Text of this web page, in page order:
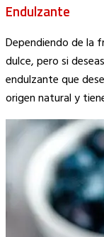
Endulzante
Dependiendo de la
dulce, pero si
endulzante que
origen natural y